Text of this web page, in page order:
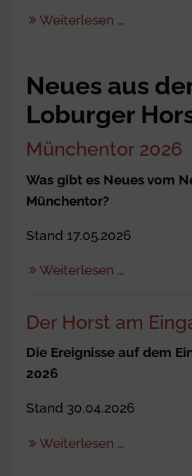
Weiterlesen …
Neues aus
Loburger
Münchentor 2026
Was gibt es Neues vom
Münchentor?
Stand 17.05.2026
Weiterlesen …
Der Horst am
Die Ereignisse auf dem
2026
Stand 30.04.2026
Weiterlesen …